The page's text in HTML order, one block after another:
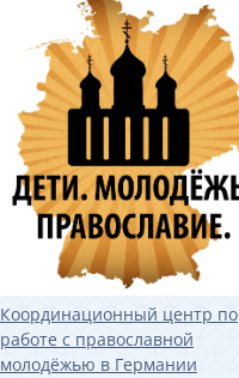
Координационный центр по
работе с православной
молодёжью в Германии